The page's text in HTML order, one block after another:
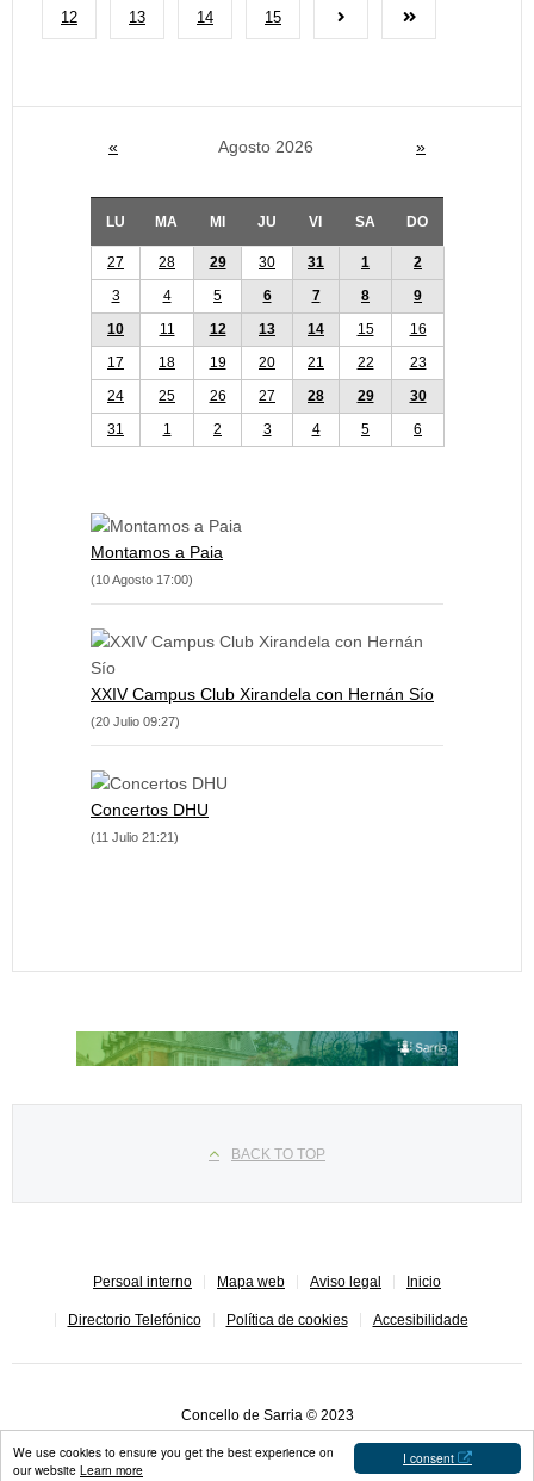
I consent
We use cookies to ensure you get the best experience on
our website Learn more
12 13 14 15
« Agosto 2026 »
LU MA MI JU VI SA DO
27 28 29 30 31 1
2
3
4 5 6 7 8
9
10
11 12 13 14 15
16
17
18 19 20 21 22
23
24
25 26 27 28 29
30
31
1 2 3 4 5 6
Montamos a Paia
(10 Agosto 17:00)
XXIV Campus Club Xirandela con Hernán Sío
(20 Julio 09:27)
Concertos DHU
(11 Julio 21:21)
BACK TO TOP
Persoal interno Mapa web Aviso legal Inicio
Directorio Telefónico Política de cookies Accesibilidade
Concello de Sarria © 2023